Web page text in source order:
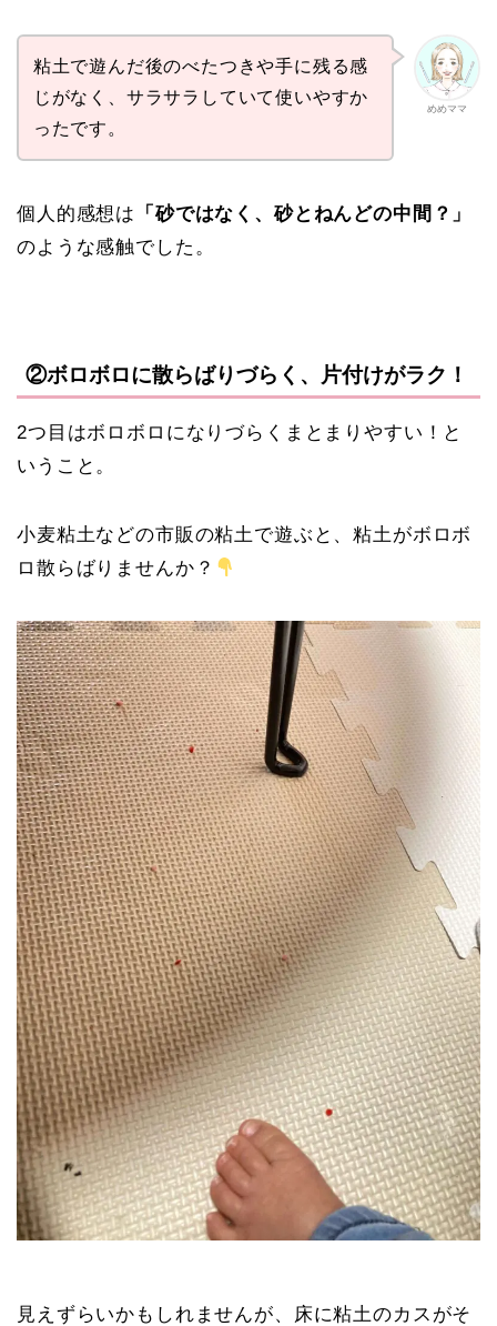
めめママ
粘土で遊んだ後のべたつきや手に残る感
じがなく、サラサラしていて使いやすか
ったです。
個人的感想は
「砂ではなく、砂とねんどの中間？」
のような感触でした。
②ボロボロに散らばりづらく、片付けがラク！
2つ目はボロボロになりづらくまとまりやすい！と
いうこと。
小麦粘土などの市販の粘土で遊ぶと、粘土がボロボ
ロ散らばりませんか？
見えずらいかもしれませんが、床に粘土のカスがそ